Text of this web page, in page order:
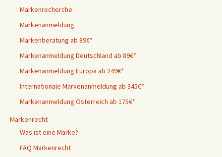
Markenrecherche
Markenanmeldung
Markenberatung ab 89€*
Markenanmeldung Deutschland ab 89€*
Markenanmeldung Europa ab 249€*
Internationale Markenanmeldung ab 345€*
Markenanmeldung Österreich ab 175€*
Markenrecht
Was ist eine Marke?
FAQ Markenrecht